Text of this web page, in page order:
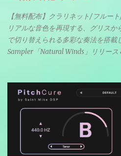
【無料配布】クラリネット/フルー
リアルな音色を再現する、グリス
で切り替えられる多彩な奏法を搭
Sampler「Natural Winds」リリース